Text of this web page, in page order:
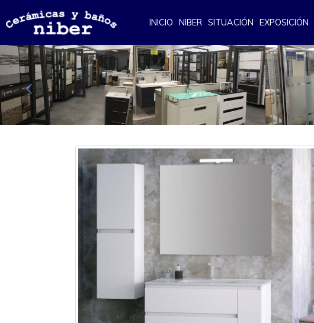
INICIO NIBER SITUACIÓN EXPOSICIÓN
Anterior